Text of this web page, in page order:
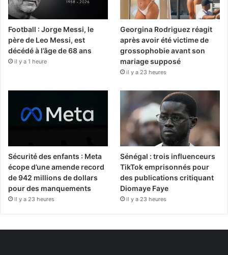
Football : Jorge Messi, le
père de Leo Messi, est
décédé à l’âge de 68 ans
il y a 1 heure
Georgina Rodriguez réagit
après avoir été victime de
grossophobie avant son
mariage supposé
il y a 23 heures
Sécurité des enfants : Meta
écope d’une amende record
de 942 millions de dollars
pour des manquements
il y a 23 heures
Sénégal : trois influenceurs
TikTok emprisonnés pour
des publications critiquant
Diomaye Faye
il y a 23 heures